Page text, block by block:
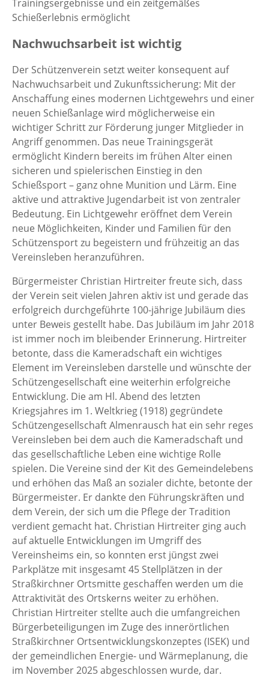
Trainingsergebnisse und ein zeitgemäßes
Schießerlebnis ermöglicht
Nachwuchsarbeit ist wichtig
Der Schützenverein setzt weiter konsequent auf
Nachwuchsarbeit und Zukunftssicherung: Mit der
Anschaffung eines modernen Lichtgewehrs und einer
neuen Schießanlage wird möglicherweise ein
wichtiger Schritt zur Förderung junger Mitglieder in
Angriff genommen. Das neue Trainingsgerät
ermöglicht Kindern bereits im frühen Alter einen
sicheren und spielerischen Einstieg in den
Schießsport – ganz ohne Munition und Lärm. Eine
aktive und attraktive Jugendarbeit ist von zentraler
Bedeutung. Ein Lichtgewehr eröffnet dem Verein
neue Möglichkeiten, Kinder und Familien für den
Schützensport zu begeistern und frühzeitig an das
Vereinsleben heranzuführen.
Bürgermeister Christian Hirtreiter freute sich, dass
der Verein seit vielen Jahren aktiv ist und gerade das
erfolgreich durchgeführte 100-jährige Jubiläum dies
unter Beweis gestellt habe. Das Jubiläum im Jahr 2018
ist immer noch im bleibender Erinnerung. Hirtreiter
betonte, dass die Kameradschaft ein wichtiges
Element im Vereinsleben darstelle und wünschte der
Schützengesellschaft eine weiterhin erfolgreiche
Entwicklung. Die am Hl. Abend des letzten
Kriegsjahres im 1. Weltkrieg (1918) gegründete
Schützengesellschaft Almenrausch hat ein sehr reges
Vereinsleben bei dem auch die Kameradschaft und
das gesellschaftliche Leben eine wichtige Rolle
spielen. Die Vereine sind der Kit des Gemeindelebens
und erhöhen das Maß an sozialer dichte, betonte der
Bürgermeister. Er dankte den Führungskräften und
dem Verein, der sich um die Pflege der Tradition
verdient gemacht hat. Christian Hirtreiter ging auch
auf aktuelle Entwicklungen im Umgriff des
Vereinsheims ein, so konnten erst jüngst zwei
Parkplätze mit insgesamt 45 Stellplätzen in der
Straßkirchner Ortsmitte geschaffen werden um die
Attraktivität des Ortskerns weiter zu erhöhen.
Christian Hirtreiter stellte auch die umfangreichen
Bürgerbeteiligungen im Zuge des innerörtlichen
Straßkirchner Ortsentwicklungskonzeptes (ISEK) und
der gemeindlichen Energie- und Wärmeplanung, die
im November 2025 abgeschlossen wurde, dar.